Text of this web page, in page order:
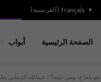
Français
( الفرنسية)
الصفحة الرئيسية أبواب
بلحاج، ومن عيّنه؟”: عبدالله